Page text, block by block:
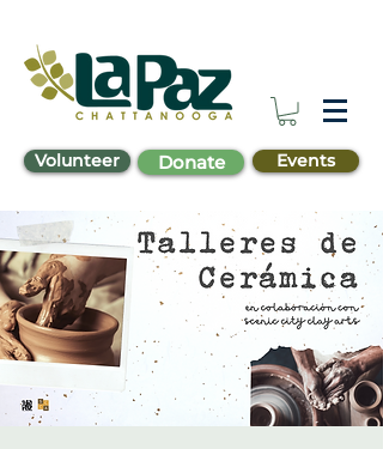
Volunteer Donate Events